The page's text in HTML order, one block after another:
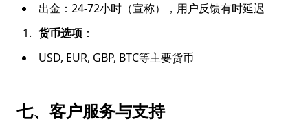
出金：24-72小时（宣称），用户反馈有时延迟
货币选项 ：
USD, EUR, GBP, BTC等主要货币
七、客户服务与支持